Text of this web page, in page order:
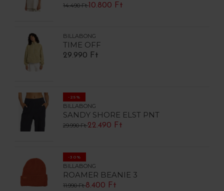
14.490 Ft 10.800 Ft
BILLABONG
TIME OFF
29.990 Ft
-25%
BILLABONG
SANDY SHORE ELST PNT
29.990 Ft22.490 Ft
-30%
BILLABONG
ROAMER BEANIE 3
11.990 Ft8.400 Ft